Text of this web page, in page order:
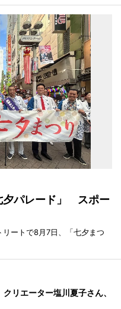
夕パレード」 スポー
ートで8月7日、「七夕まつ
クリエーター塩川夏子さん、